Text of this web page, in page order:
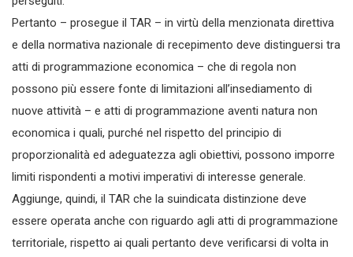
Pertanto – prosegue il TAR – in virtù della menzionata direttiva
e della normativa nazionale di recepimento deve distinguersi tra
atti di programmazione economica – che di regola non
possono più essere fonte di limitazioni all’insediamento di
nuove attività – e atti di programmazione aventi natura non
economica i quali, purché nel rispetto del principio di
proporzionalità ed adeguatezza agli obiettivi, possono imporre
limiti rispondenti a motivi imperativi di interesse generale.
Aggiunge, quindi, il TAR che la suindicata distinzione deve
essere operata anche con riguardo agli atti di programmazione
territoriale, rispetto ai quali pertanto deve verificarsi di volta in